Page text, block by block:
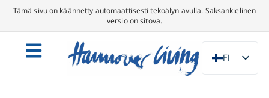
Tämä sivu on käännetty automaattisesti tekoälyn avulla. Saksankielinen
versio on sitova.
FI
DE